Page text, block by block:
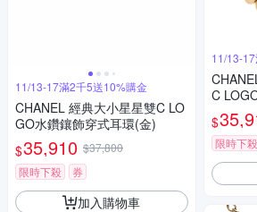
11/13-17滿2千5送10%購金
CHANEL 經典大小星星雙C LO
GO水鑽鑲飾穿式耳環(金)
$35,910 $37,800
限時下殺
券
加入購物車
11/13-
C
$
限時下殺